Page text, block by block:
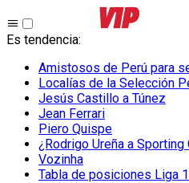
Es tendencia:
Amistosos de Perú para
Localías de la Selección
Jesús Castillo a Túnez
Jean Ferrari
Piero Quispe
¿Rodrigo Ureña a Sporting
Vozinha
Tabla de posiciones Liga